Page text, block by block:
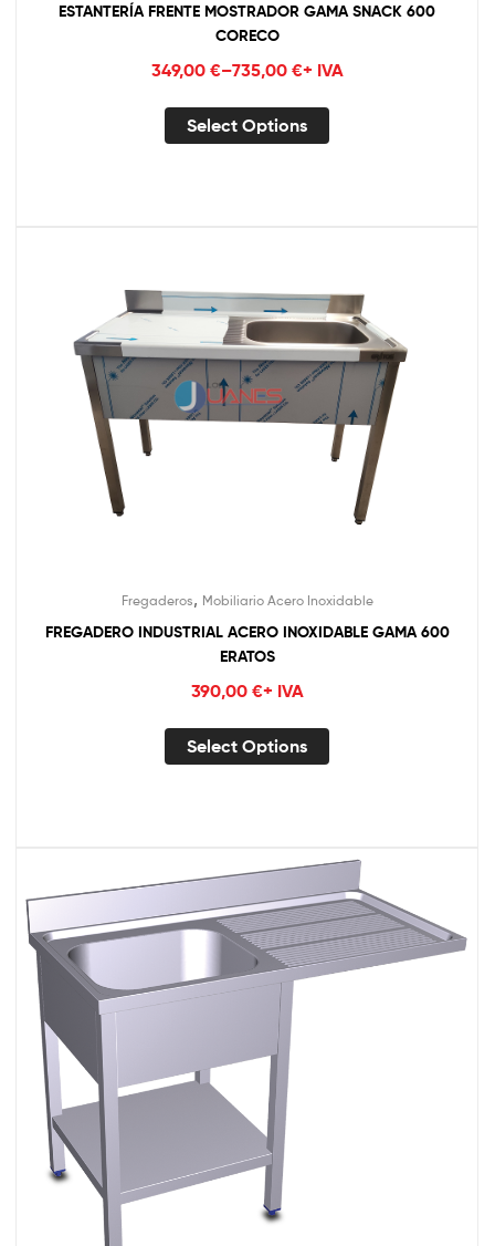
ESTANTERÍA FRENTE MOSTRADOR GAMA SNACK 600
CORECO
349,00 €–735,00 €+ IVA
Select Options
Fregaderos, Mobiliario Acero Inoxidable
FREGADERO INDUSTRIAL ACERO INOXIDABLE GAMA 600
ERATOS
390,00 €+ IVA
Select Options